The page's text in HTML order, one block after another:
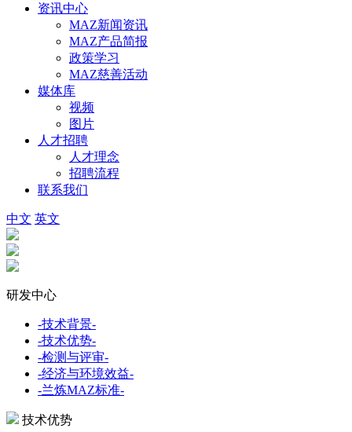
资讯中心
MAZ新闻资讯
MAZ产品简报
政策学习
MAZ慈善活动
媒体库
视频
图片
人才招聘
人才理念
招聘流程
联系我们
中文 英文
研发中心
-技术背景-
-技术优势-
-检测与评审-
-经济与环境效益-
-兰炼MAZ标准-
技术优势